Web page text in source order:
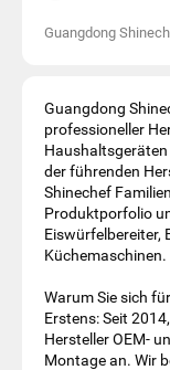
Guangdong
Guangdong
professioneller
Haushaltsgeräten
der führenden
Shinechef
Produktporfolio
Eiswürfelbereiter,
Küchemaschinen.
Warum Sie sich
Erstens: Seit
Hersteller OEM-
Montage an. Wir